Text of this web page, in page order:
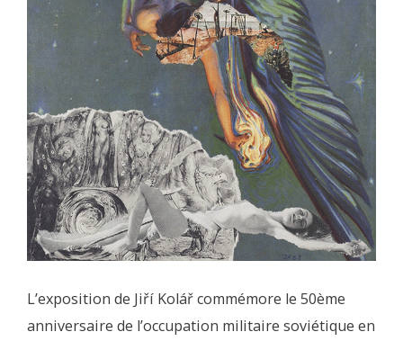
L’exposition de Jiří Kolář commémore le 50ème
anniversaire de l’occupation militaire soviétique en